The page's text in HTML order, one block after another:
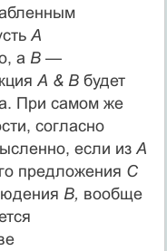
А
а В —
А & В будет
При самом же
согласно
если из А
предложения С
В, вообще